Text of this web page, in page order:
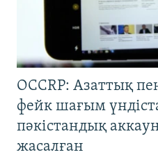
OCCRP: Азаттық
фейк шағым
пәкістандық
жасалған